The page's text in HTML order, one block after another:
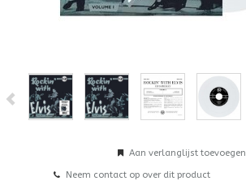
Aan verlanglijst toevoegen
Neem contact op over dit product